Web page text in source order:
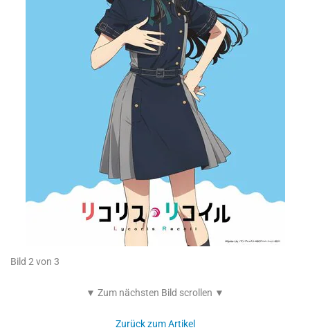
Bild 2 von 3
▼ Zum nächsten Bild scrollen ▼
Zurück zum Artikel